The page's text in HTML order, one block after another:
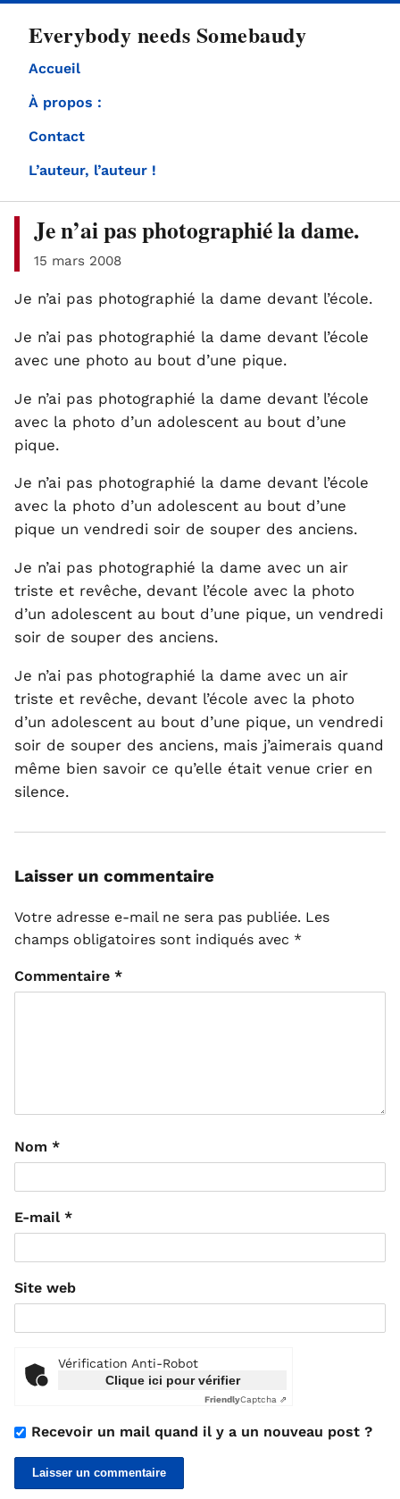
Everybody needs Somebaudy
Accueil
À propos :
Contact
L’auteur, l’auteur !
Je n’ai pas photographié la dame.
15 mars 2008
Je n’ai pas photographié la dame devant l’école.
Je n’ai pas photographié la dame devant l’école
avec une photo au bout d’une pique.
Je n’ai pas photographié la dame devant l’école
avec la photo d’un adolescent au bout d’une
pique.
Je n’ai pas photographié la dame devant l’école
avec la photo d’un adolescent au bout d’une
pique un vendredi soir de souper des anciens.
Je n’ai pas photographié la dame avec un air
triste et revêche, devant l’école avec la photo
d’un adolescent au bout d’une pique, un vendredi
soir de souper des anciens.
Je n’ai pas photographié la dame avec un air
triste et revêche, devant l’école avec la photo
d’un adolescent au bout d’une pique, un vendredi
soir de souper des anciens, mais j’aimerais quand
même bien savoir ce qu’elle était venue crier en
silence.
Laisser un commentaire
Votre adresse e-mail ne sera pas publiée. Les
champs obligatoires sont indiqués avec *
Commentaire *
Nom *
E-mail *
Site web
Vérification Anti-Robot
Clique ici pour vérifier
FriendlyCaptcha ⇗
Recevoir un mail quand il y a un nouveau post ?